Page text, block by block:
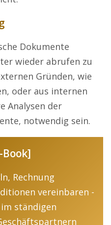
Dokumente
wieder abrufen zu
Gründen, wie
oder aus internen
Analysen der
notwendig sein.
Book]
Rechnung
vereinbaren -
ständigen